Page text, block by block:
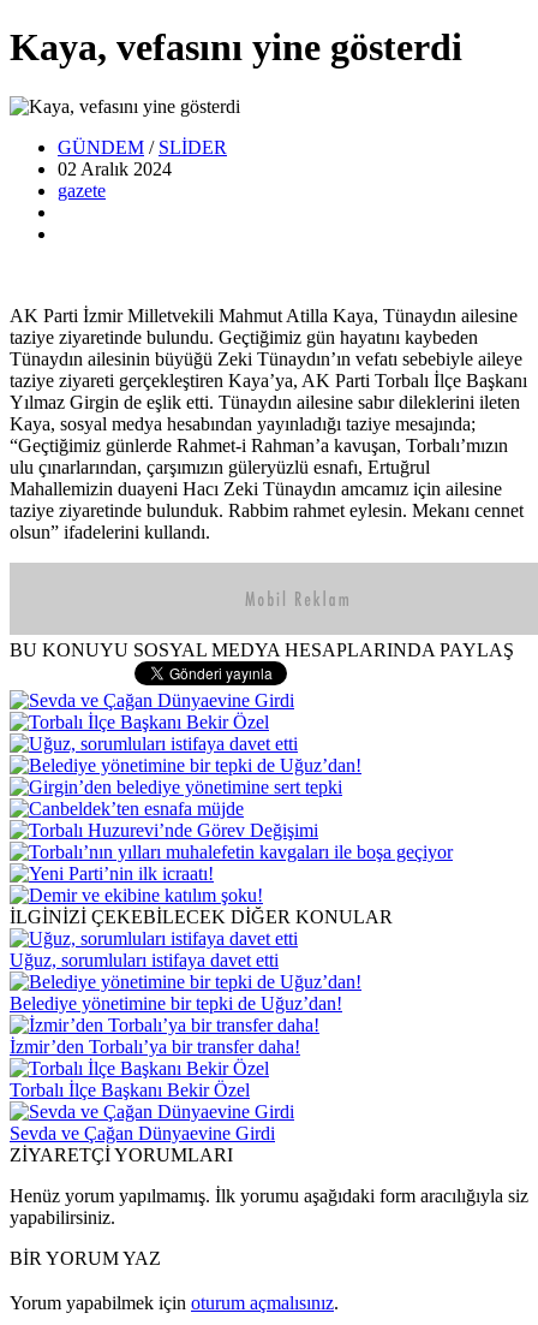
Kaya, vefasını yine gösterdi
GÜNDEM / SLİDER
02 Aralık 2024
gazete
AK Parti İzmir Milletvekili Mahmut Atilla Kaya, Tünaydın ailesine
taziye ziyaretinde bulundu. Geçtiğimiz gün hayatını kaybeden
Tünaydın ailesinin büyüğü Zeki Tünaydın’ın vefatı sebebiyle aileye
taziye ziyareti gerçekleştiren Kaya’ya, AK Parti Torbalı İlçe Başkanı
Yılmaz Girgin de eşlik etti. Tünaydın ailesine sabır dileklerini ileten
Kaya, sosyal medya hesabından yayınladığı taziye mesajında;
“Geçtiğimiz günlerde Rahmet-i Rahman’a kavuşan, Torbalı’mızın
ulu çınarlarından, çarşımızın güleryüzlü esnafı, Ertuğrul
Mahallemizin duayeni Hacı Zeki Tünaydın amcamız için ailesine
taziye ziyaretinde bulunduk. Rabbim rahmet eylesin. Mekanı cennet
olsun” ifadelerini kullandı.
BU KONUYU SOSYAL MEDYA HESAPLARINDA PAYLAŞ
İLGİNİZİ ÇEKEBİLECEK DİĞER KONULAR
Uğuz, sorumluları istifaya davet etti
Belediye yönetimine bir tepki de Uğuz’dan!
İzmir’den Torbalı’ya bir transfer daha!
Torbalı İlçe Başkanı Bekir Özel
Sevda ve Çağan Dünyaevine Girdi
ZİYARETÇİ YORUMLARI
Henüz yorum yapılmamış. İlk yorumu aşağıdaki form aracılığıyla siz
yapabilirsiniz.
BİR YORUM YAZ
Yorum yapabilmek için oturum açmalısınız.